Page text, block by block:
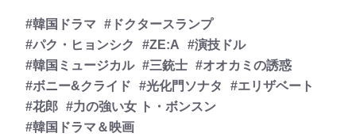
#韓国ドラマ
#ドクタースランプ
#パク・ヒョンシク
#ZE:A
#演技ドル
#韓国ミュージカル #三銃士 #オオカミの誘惑
#ボニー&クライド
#光化門ソナタ
#エリザベート
#花郎 #力の強い女 ト・ボンスン
#韓国ドラマ＆映画